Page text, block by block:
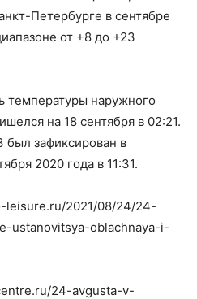
Петербурге в сентябре
от +8 до +23
температуры наружного
на 18 сентября в 02:21.
зафиксирован в
2020 года в 11:31.
leisure.ru/2021/08/24/24-
ustanovitsya-oblachnaya-i-
24-avgusta-v-